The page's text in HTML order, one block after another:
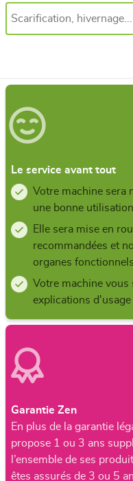
Le service avant tout
Votre machine sera
une bonne utilisation
Elle sera mise en
recommandées et
organes
Votre machine vous
explications d'usage
Garantie Zen
En plus de la garantie
propose 1 ou 3 ans
l’ensemble de ses
êtes assurés de 3 ou 5